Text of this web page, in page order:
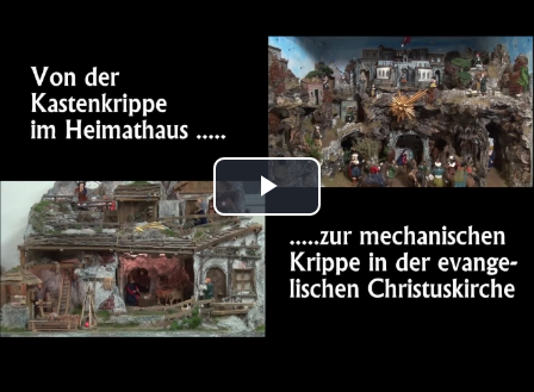
Play
Video